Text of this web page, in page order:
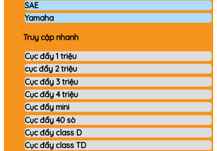
SAE
Yamaha
Truy cập nhanh
Cục đẩy 1 triệu
cục đẩy 2 triệu
Cục đẩy 3 triệu
Cục đẩy 4 triệu
Cục đẩy mini
Cục đẩy 40 sò
Cục đẩy class D
Cục đẩy class TD